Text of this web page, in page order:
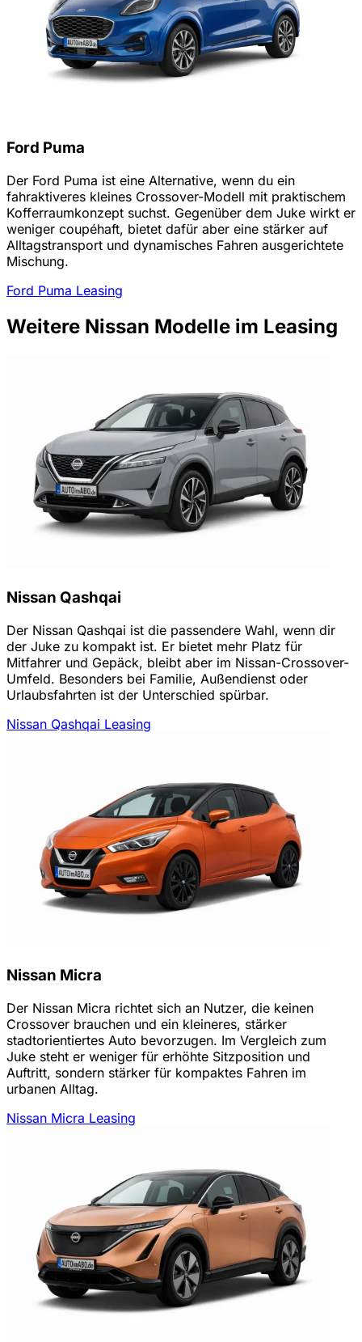
Ford Puma
Der Ford Puma ist eine Alternative, wenn du ein
fahraktiveres kleines Crossover-Modell mit praktischem
Kofferraumkonzept suchst. Gegenüber dem Juke wirkt er
weniger coupéhaft, bietet dafür aber eine stärker auf
Alltagstransport und dynamisches Fahren ausgerichtete
Mischung.
Ford Puma Leasing
Weitere Nissan Modelle im Leasing
Nissan Qashqai
Der Nissan Qashqai ist die passendere Wahl, wenn dir
der Juke zu kompakt ist. Er bietet mehr Platz für
Mitfahrer und Gepäck, bleibt aber im Nissan-Crossover-
Umfeld. Besonders bei Familie, Außendienst oder
Urlaubsfahrten ist der Unterschied spürbar.
Nissan Qashqai Leasing
Nissan Micra
Der Nissan Micra richtet sich an Nutzer, die keinen
Crossover brauchen und ein kleineres, stärker
stadtorientiertes Auto bevorzugen. Im Vergleich zum
Juke steht er weniger für erhöhte Sitzposition und
Auftritt, sondern stärker für kompaktes Fahren im
urbanen Alltag.
Nissan Micra Leasing